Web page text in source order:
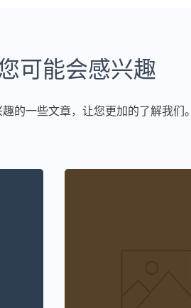
可能会感兴趣
的一些文章，让您更加的了解我们。